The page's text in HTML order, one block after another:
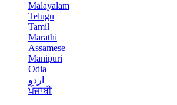
Malayalam
Telugu
Tamil
Marathi
Assamese
Manipuri
Odia
اردو
ਪੰਜਾਬੀ